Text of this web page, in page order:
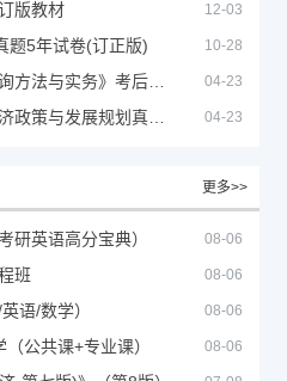
版教材 12-03
题5年试卷(订正版) 10-28
04-23
04-23
更多>>
研英语高分宝典） 08-06
班 08-06
语/数学） 08-06
公共课+专业课） 08-06